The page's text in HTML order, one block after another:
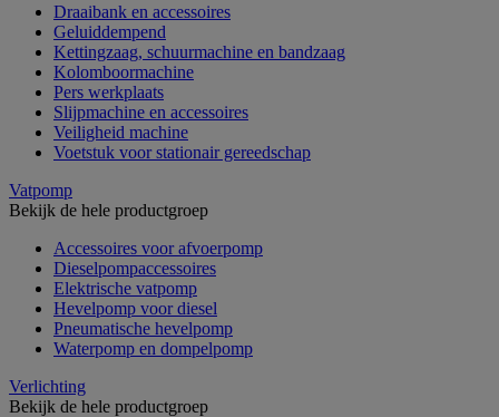
Draaibank en accessoires
Geluiddempend
Kettingzaag, schuurmachine en bandzaag
Kolomboormachine
Pers werkplaats
Slijpmachine en accessoires
Veiligheid machine
Voetstuk voor stationair gereedschap
Vatpomp
Bekijk de hele productgroep
Accessoires voor afvoerpomp
Dieselpompaccessoires
Elektrische vatpomp
Hevelpomp voor diesel
Pneumatische hevelpomp
Waterpomp en dompelpomp
Verlichting
Bekijk de hele productgroep